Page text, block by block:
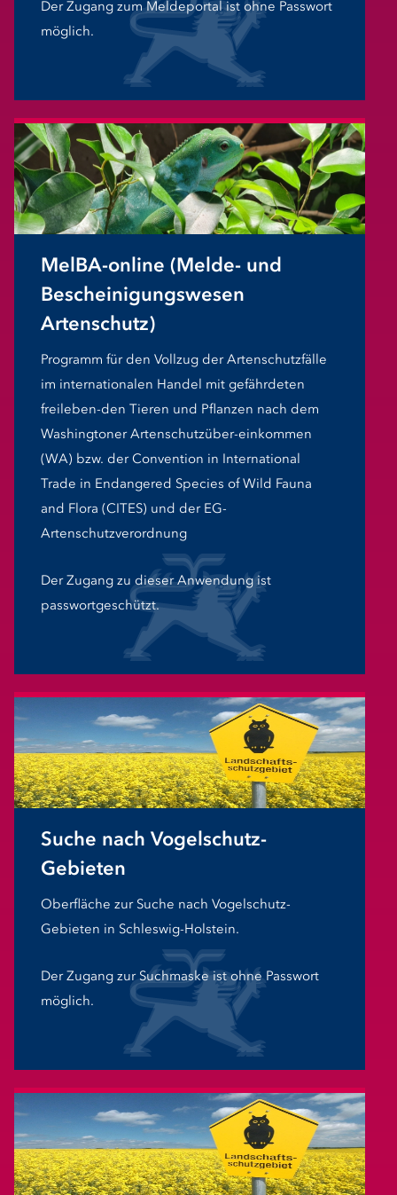
Der Zugang zum Meldeportal ist ohne Passwort
möglich.
MelBA-online (Melde- und
Bescheinigungswesen
Artenschutz)
Programm für den Vollzug der Artenschutzfälle
im internationalen Handel mit gefährdeten
freileben-den Tieren und Pflanzen nach dem
Washingtoner Artenschutzüber-einkommen
(WA) bzw. der Convention in International
Trade in Endangered Species of Wild Fauna
and Flora (CITES) und der EG-
Artenschutzverordnung
Der Zugang zu dieser Anwendung ist
passwortgeschützt.
Suche nach Vogelschutz-
Gebieten
Oberfläche zur Suche nach Vogelschutz-
Gebieten in Schleswig-Holstein.
Der Zugang zur Suchmaske ist ohne Passwort
möglich.